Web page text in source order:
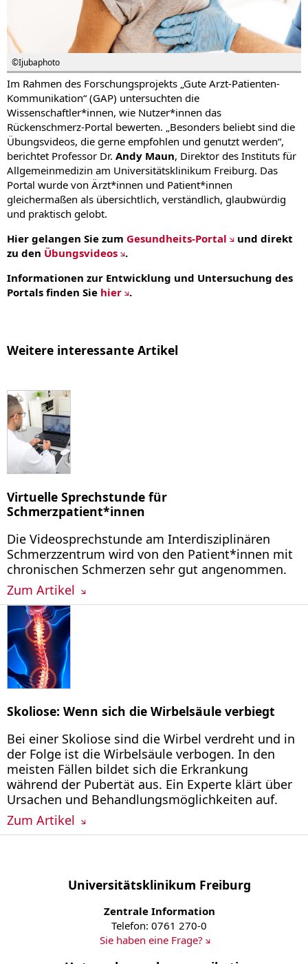
©Ijubaphoto
Im Rahmen des Forschungsprojekts „Gute Arzt-Patienten-
Kommunikation“ (GAP) untersuchten die
Wissenschaftler*innen, wie Nutzer*innen das
Rückenschmerz-Portal bewerten. „Besonders beliebt sind die
Übungsvideos, die gerne empfohlen und genutzt werden“,
berichtet Professor Dr. Andy Maun, Direktor des Instituts für
Allgemeinmedizin am Universitätsklinikum Freiburg. Das
Portal wurde von Ärzt*innen und Patient*innen
gleichermaßen als übersichtlich, verständlich, glaubwürdig
und praktisch gelobt.
Hier gelangen Sie zum Gesundheits-Portal
und direkt
zu den Übungsvideos .
Informationen zur Entwicklung und Untersuchung des
Portals finden Sie hier .
Weitere interessante Artikel
Virtuelle Sprechstunde für
Schmerzpatient*innen
Die Videosprechstunde am Interdisziplinären
Schmerzzentrum wird von den Patient*innen mit
chronischen Schmerzen sehr gut angenommen.
Zum Artikel
Skoliose: Wenn sich die Wirbelsäule verbiegt
Bei einer Skoliose sind die Wirbel verdreht und in
der Folge ist die Wirbelsäule verbogen. In den
meisten Fällen bildet sich die Erkrankung
während der Pubertät aus. Ein Experte klärt über
Ursachen und Behandlungsmöglichkeiten auf.
Zum Artikel
Universitätsklinikum Freiburg
Zentrale Information
Telefon: 0761 270-0
Sie haben eine Frage?